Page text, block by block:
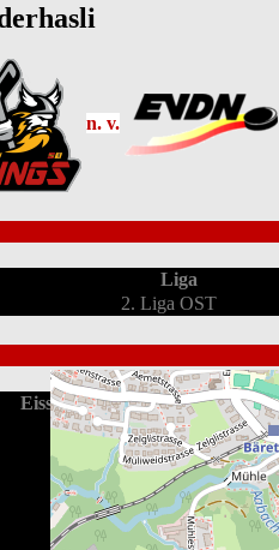
n. v.
Liga
2. Liga OST
Eissporthalle Bäretswil